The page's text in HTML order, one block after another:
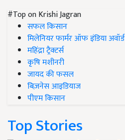
#Top on Krishi Jagran
सफल किसान
मिलेनियर फार्मर ऑफ इंडिया अवॉर्ड
महिंद्रा ट्रैक्टर्स
कृषि मशीनरी
जायद की फसल
बिज़नेस आइडियाज
पीएम किसान
Top Stories